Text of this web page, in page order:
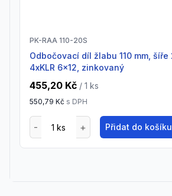
PK-RAA 110-20S
odbočovací díl žlabu 110 mm, šíře 200 mm, vč.
4xKLR 6x12, zinkovaný
455,20 Kč / 1 ks
550,79 Kč s DPH
Přidat do košíku